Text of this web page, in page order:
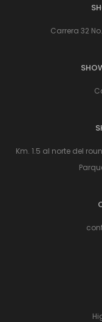
Carrera 32
Km. 1.5 al norte del